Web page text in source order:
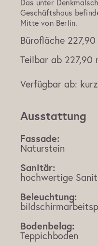
Das unter
Geschäftshaus
Mitte von Berlin.
Bürofläche 227,90
Teilbar ab 227,90
Verfügbar ab:
Ausstattung
Fassade:
Naturstein
Sanitär:
hochwertige
Beleuchtung:
Bodenbelag:
Teppichboden